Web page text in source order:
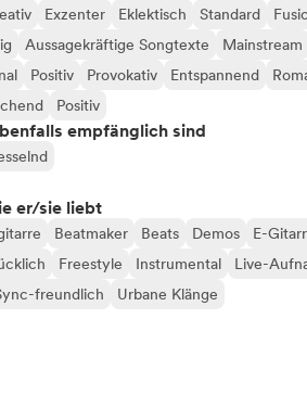
Exzenter Eklektisch Standard
Aussagekräftige Songtexte Mainstream
Positiv Provokativ Entspannend
Positiv
empfänglich sind
er/sie liebt
Beatmaker Beats Demos
E-
Freestyle Instrumental
Live-
freundlich Urbane Klänge